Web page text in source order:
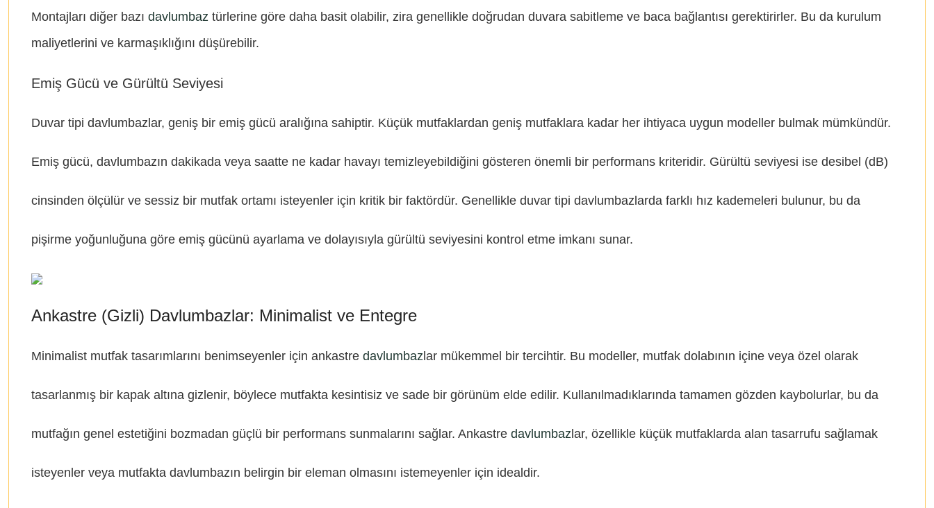
Montajları diğer bazı davlumbaz türlerine göre daha basit olabilir, zira genellikle doğrudan duvara sabitleme ve baca bağlantısı gerektirirler. Bu da kurulum
maliyetlerini ve karmaşıklığını düşürebilir.
Emiş Gücü ve Gürültü Seviyesi
Duvar tipi davlumbazlar, geniş bir emiş gücü aralığına sahiptir. Küçük mutfaklardan geniş mutfaklara kadar her ihtiyaca uygun modeller bulmak mümkündür.
Emiş gücü, davlumbazın dakikada veya saatte ne kadar havayı temizleyebildiğini gösteren önemli bir performans kriteridir. Gürültü seviyesi ise desibel (dB)
cinsinden ölçülür ve sessiz bir mutfak ortamı isteyenler için kritik bir faktördür. Genellikle duvar tipi davlumbazlarda farklı hız kademeleri bulunur, bu da
pişirme yoğunluğuna göre emiş gücünü ayarlama ve dolayısıyla gürültü seviyesini kontrol etme imkanı sunar.
Ankastre (Gizli) Davlumbazlar: Minimalist ve Entegre
Minimalist mutfak tasarımlarını benimseyenler için ankastre davlumbazlar mükemmel bir tercihtir. Bu modeller, mutfak dolabının içine veya özel olarak
tasarlanmış bir kapak altına gizlenir, böylece mutfakta kesintisiz ve sade bir görünüm elde edilir. Kullanılmadıklarında tamamen gözden kaybolurlar, bu da
mutfağın genel estetiğini bozmadan güçlü bir performans sunmalarını sağlar. Ankastre davlumbazlar, özellikle küçük mutfaklarda alan tasarrufu sağlamak
isteyenler veya mutfakta davlumbazın belirgin bir eleman olmasını istemeyenler için idealdir.